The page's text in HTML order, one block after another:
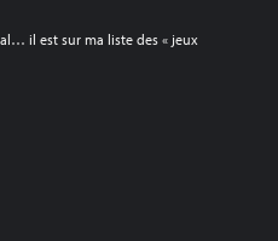
il est sur ma liste des « jeux